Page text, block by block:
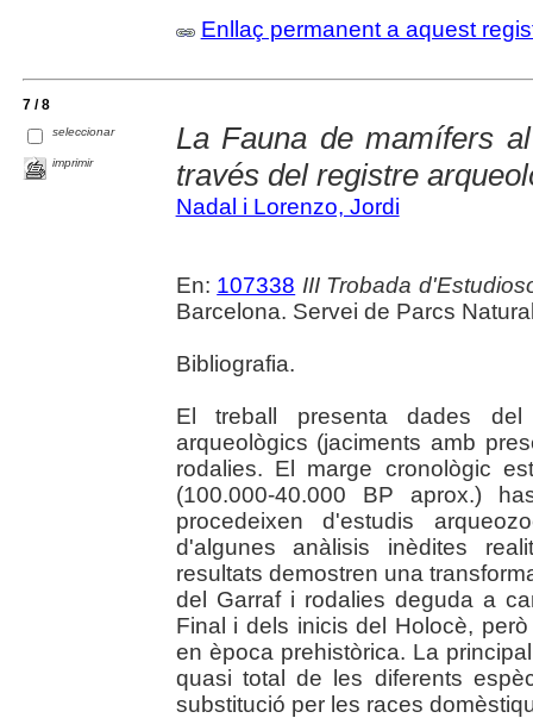
Enllaç permanent a aquest
7 / 8
seleccionar
imprimir
La Fauna de mamífers
través del registre
Nadal i Lorenzo, Jordi
En: 107338 III Trobada
Barcelona. Servei de Parcs
Bibliografia.
El treball presenta dades del
arqueològics (jaciments amb
rodalies. El marge cronològic
(100.000-40.000 BP aprox.)
procedeixen d'estudis
d'algunes anàlisis inèdites
resultats demostren una
del Garraf i rodalies deguda a
Final i dels inicis del Holocè,
en època prehistòrica. La
quasi total de les diferents
substitució per les races